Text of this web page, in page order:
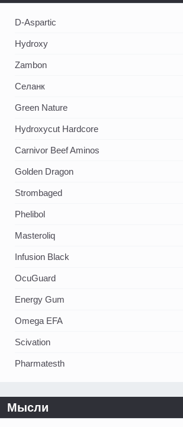
D-Aspartic
Hydroxy
Zambon
Селанк
Green Nature
Hydroxycut Hardcore
Carnivor Beef Aminos
Golden Dragon
Strombaged
Phelibol
Masteroliq
Infusion Black
OcuGuard
Energy Gum
Omega EFA
Scivation
Pharmatesth
Мысли